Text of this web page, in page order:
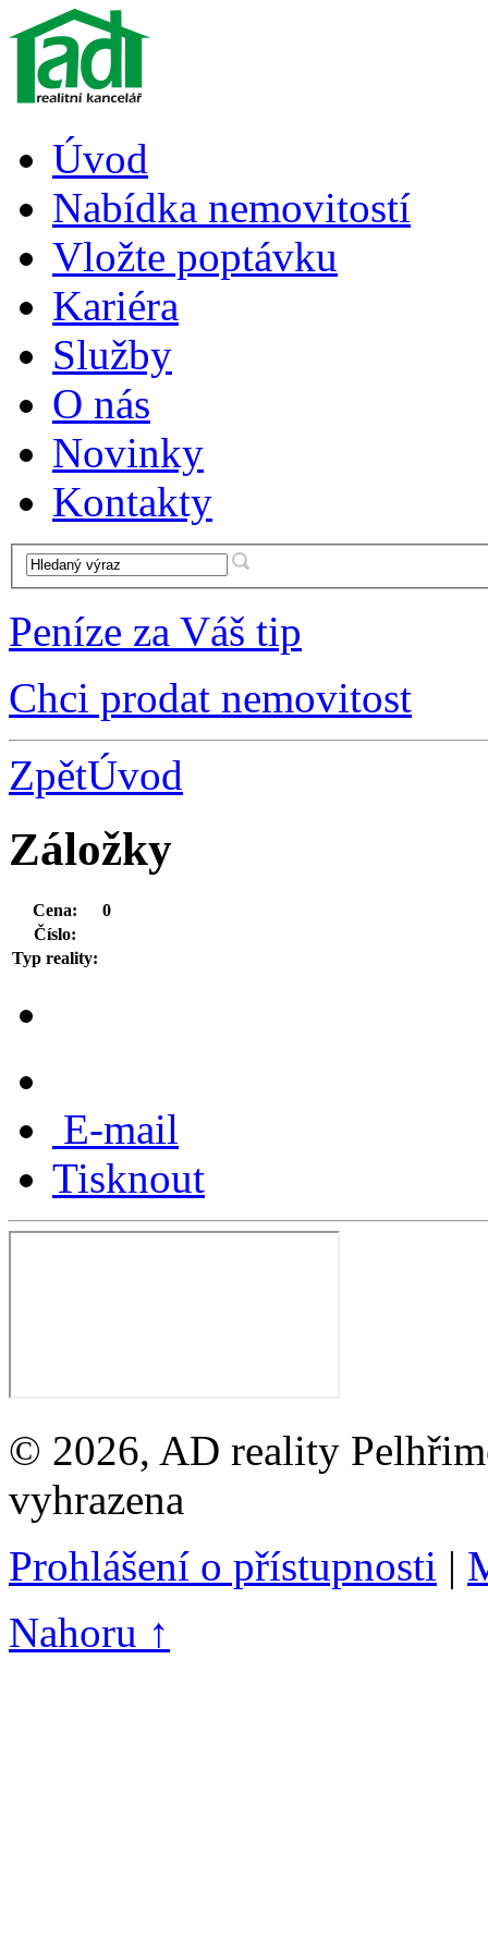
Úvod
Nabídka nemovitostí
Vložte poptávku
Kariéra
Služby
O nás
Novinky
Kontakty
Peníze za Váš tip
Chci prodat nemovitost
ZpětÚvod
Záložky
Cena:
0
Číslo:
Typ reality:
E-mail
Tisknout
© 2026, AD reality
vyhrazena
Prohlášení o přístupnosti |
Nahoru ↑